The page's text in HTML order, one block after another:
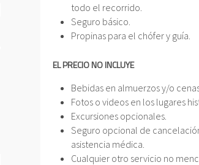
todo el recorrido.
Seguro básico.
Propinas para el chófer y guía.
EL PRECIO NO INCLUYE
Bebidas en almuerzos y/o
Fotos o videos en los lugares
Excursiones opcionales.
Seguro opcional de
asistencia médica.
Cualquier otro servicio no